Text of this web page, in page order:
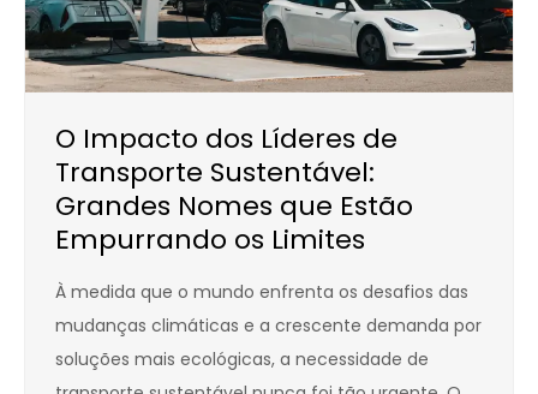
O Impacto dos Líderes de
Transporte Sustentável:
Grandes Nomes que Estão
Empurrando os Limites
À medida que o mundo enfrenta os desafios das
mudanças climáticas e a crescente demanda por
soluções mais ecológicas, a necessidade de